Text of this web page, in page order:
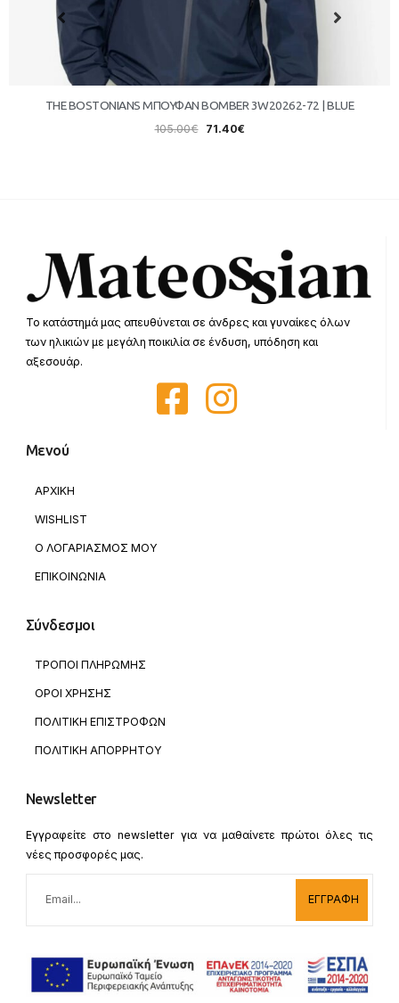
THE BOSTONIANS ΜΠΟΥΦΑΝ BOMBER 3W20262-72 | BLUE
105.00€ 71.40€
Το κατάστημά μας απευθύνεται σε άνδρες και γυναίκες όλων
των ηλικιών με μεγάλη ποικιλία σε ένδυση, υπόδηση και
αξεσουάρ.
Μενού
ΑΡΧΙΚΗ
WISHLIST
Ο ΛΟΓΑΡΙΑΣΜΟΣ ΜΟΥ
ΕΠΙΚΟΙΝΩΝΙΑ
Σύνδεσμοι
ΤΡΟΠΟΙ ΠΛΗΡΩΜΗΣ
ΟΡΟΙ ΧΡΗΣΗΣ
ΠΟΛΙΤΙΚΗ ΕΠΙΣΤΡΟΦΩΝ
ΠΟΛΙΤΙΚΗ ΑΠΟΡΡΗΤΟΥ
Newsletter
Εγγραφείτε στο newsletter για να μαθαίνετε πρώτοι όλες τις
νέες προσφορές μας.
ΕΓΓΡΑΦΗ